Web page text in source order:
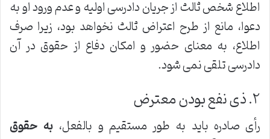
اطلاع شخص ثالث از جریان دادرسی اولیه و عدم ورود او به
دعوا، مانع از طرح اعتراض ثالث نخواهد بود، زیرا صرف
اطلاع، به معنای حضور و امکان دفاع از حقوق در آن
دادرسی تلقی نمی شود.
۲. ذی نفع بودن معترض
رأی صادره باید به طور مستقیم و بالفعل، به حقوق